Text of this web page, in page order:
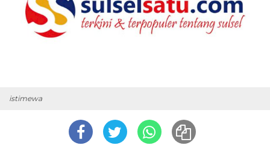
istimewa